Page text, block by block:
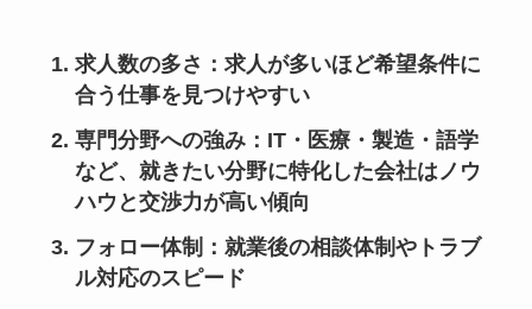
求人数の多さ ：求人が多いほど希望条件に
合う仕事を見つけやすい
専門分野への強み：IT・医療・製造・語学
など、就きたい分野に特化した会社はノウ
ハウと交渉力が高い傾向
フォロー体制 ：就業後の相談体制やトラブ
ル対応のスピード